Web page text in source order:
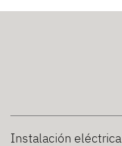
Instalación eléctrica